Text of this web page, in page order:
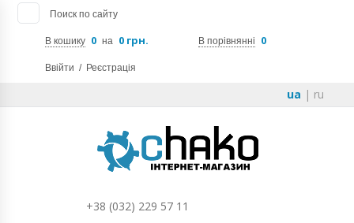
Поиск по сайту
В кошику 0 на 0 грн. В порівнянні 0
Ввійти / Реєстрація
ua | ru
+38 (032) 229 57 11